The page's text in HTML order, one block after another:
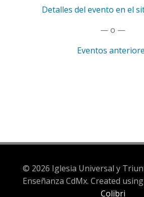
Detalles del evento en el
— o —
Eventos
© 2026 Iglesia Universal y
Enseñanza CdMx. Created
Colibri